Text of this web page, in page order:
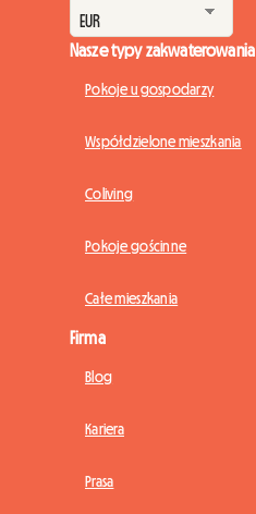
Nasze typy zakwaterowania
Pokoje u gospodarzy
Współdzielone mieszkania
Coliving
Pokoje gościnne
Całe mieszkania
Firma
Blog
Kariera
Prasa